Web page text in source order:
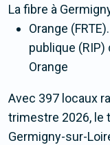
La fibre à
Orange
publique
Orange
Avec 397 locaux
trimestre 2026, le
Germigny-sur-